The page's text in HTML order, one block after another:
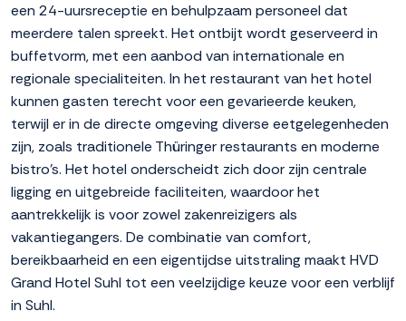
een 24-uursreceptie en behulpzaam personeel dat
meerdere talen spreekt. Het ontbijt wordt geserveerd in
buffetvorm, met een aanbod van internationale en
regionale specialiteiten. In het restaurant van het hotel
kunnen gasten terecht voor een gevarieerde keuken,
terwijl er in de directe omgeving diverse eetgelegenheden
zijn, zoals traditionele Thüringer restaurants en moderne
bistro's. Het hotel onderscheidt zich door zijn centrale
ligging en uitgebreide faciliteiten, waardoor het
aantrekkelijk is voor zowel zakenreizigers als
vakantiegangers. De combinatie van comfort,
bereikbaarheid en een eigentijdse uitstraling maakt HVD
Grand Hotel Suhl tot een veelzijdige keuze voor een verblijf
in Suhl.